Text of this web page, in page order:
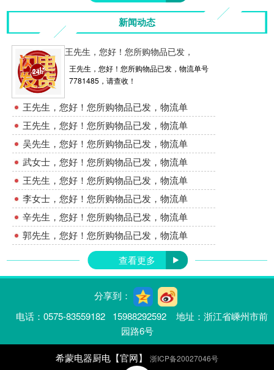
新闻动态
王先生，您好！您所购物品已发，
王先生，您好！您所购物品已发，物流单号
7781485，请查收！
王先生，您好！您所购物品已发，物流单
王先生，您好！您所购物品已发，物流单
吴先生，您好！您所购物品已发，物流单
武女士，您好！您所购物品已发，物流单
王先生，您好！您所购物品已发，物流单
李女士，您好！您所购物品已发，物流单
辛先生，您好！您所购物品已发，物流单
郭先生，您好！您所购物品已发，物流单
查看更多
分享到：
电话：0575-83559182 15988292592 地址：浙江省嵊州市前
园路6号
希蒙电器厨电【官网】 浙ICP备20027046号